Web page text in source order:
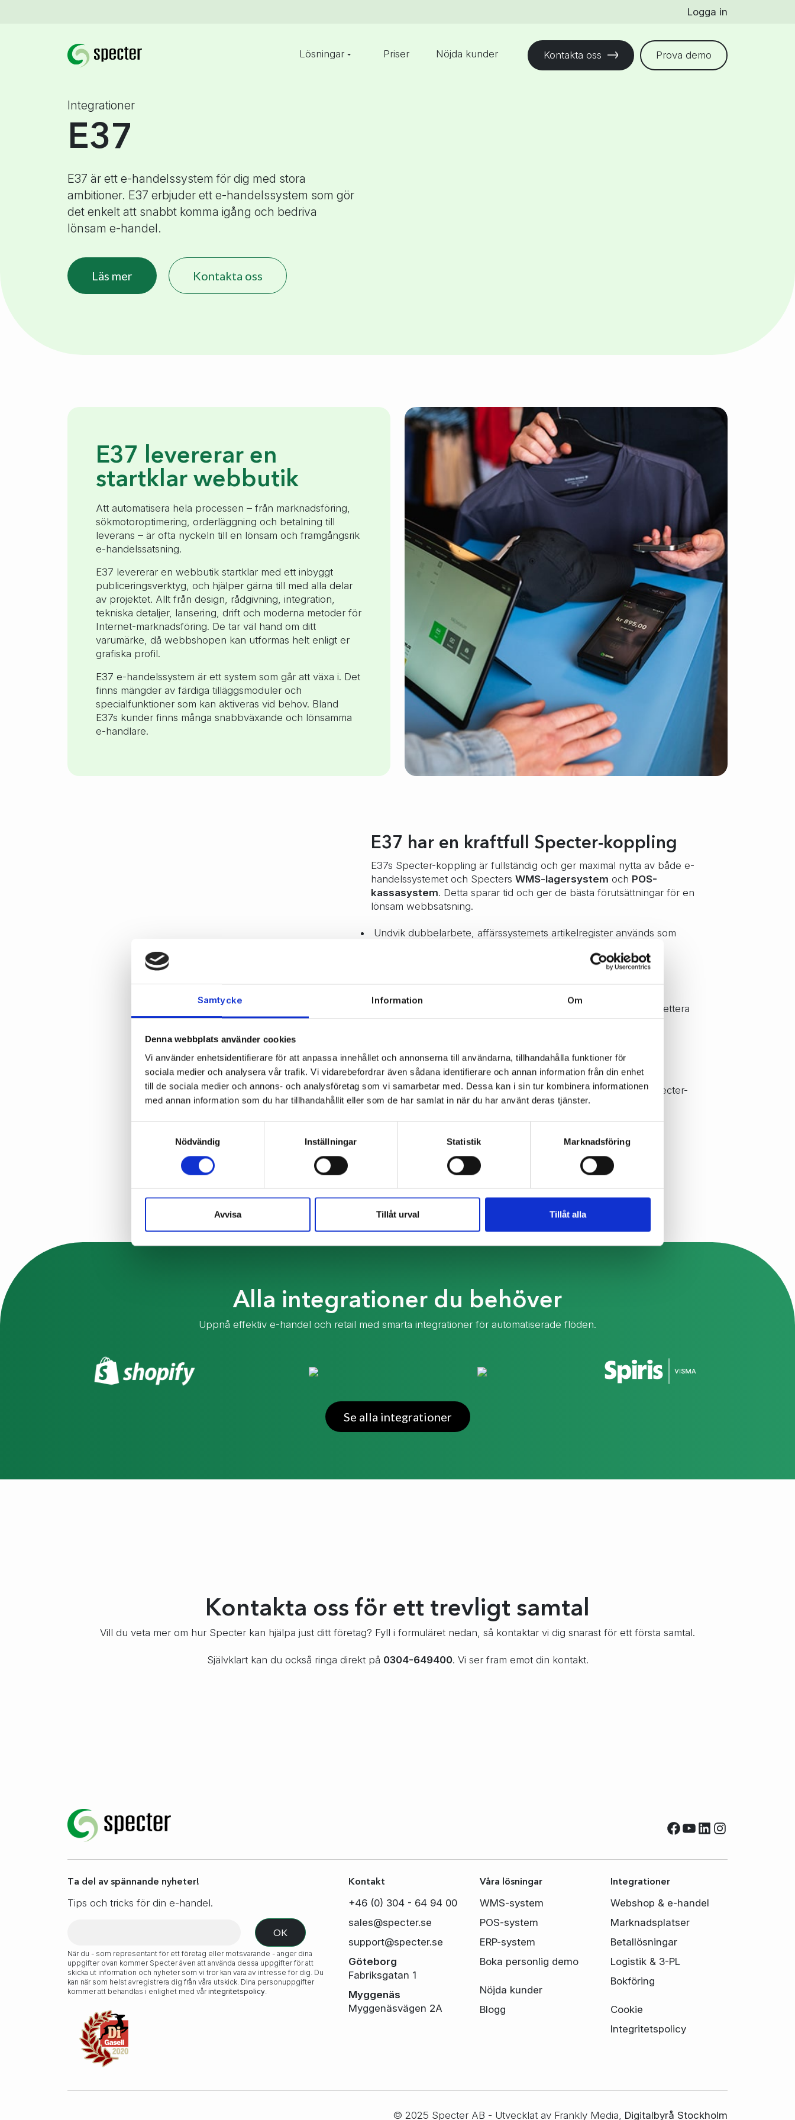
Samtycke Information Om
Denna webbplats använder cookies
Vi använder enhetsidentifierare för att anpassa innehållet och annonserna till användarna, tillhandahålla funktioner för
sociala medier och analysera vår trafik. Vi vidarebefordrar även sådana identifierare och annan information från din enhet
till de sociala medier och annons- och analysföretag som vi samarbetar med. Dessa kan i sin tur kombinera informationen
med annan information som du har tillhandahållit eller som de har samlat in när du har använt deras tjänster.
Nödvändig
Inställningar Statistik Marknadsföring
Avvisa Tillåt urval Tillåt alla
Logga in
Lösningar Priser Nöjda kunder Kontakta oss Prova demo
Integrationer
E37
E37 är ett e-handelssystem för dig med stora
ambitioner. E37 erbjuder ett e-handelssystem som gör
det enkelt att snabbt komma igång och bedriva
lönsam e-handel.
Läs mer Kontakta oss
E37 levererar en
startklar webbutik
Att automatisera hela processen – från marknadsföring,
sökmotoroptimering, orderläggning och betalning till
leverans – är ofta nyckeln till en lönsam och framgångsrik
e-handelssatsning.
E37 levererar en webbutik startklar med ett inbyggt
publiceringsverktyg, och hjälper gärna till med alla delar
av projektet. Allt från design, rådgivning, integration,
tekniska detaljer, lansering, drift och moderna metoder för
Internet-marknadsföring. De tar väl hand om ditt
varumärke, då webbshopen kan utformas helt enligt er
grafiska profil.
E37 e-handelssystem är ett system som går att växa i. Det
finns mängder av färdiga tilläggsmoduler och
specialfunktioner som kan aktiveras vid behov. Bland
E37s kunder finns många snabbväxande och lönsamma
e-handlare.
E37 har en kraftfull Specter-koppling
E37s Specter-koppling är fullständig och ger maximal nytta av både e-
handelssystemet och Specters WMS-lagersystem och POS-
kassasystem. Detta sparar tid och ger de bästa förutsättningar för en
lönsam webbsatsning.
Undvik dubbelarbete, affärssystemets artikelregister används som
Artikelregister med varianthantering, pris och lager synkas från
Specter till webbshopen.
Fritt att arbeta vidare med artikelregistret i webbshopen (komplettera
Synkroniseringen mellan systemen sker automatiskt.
Stöd för multishop (flera shop-in-shop kopplade till samma Specter-
system).
Alla integrationer du behöver
Uppnå effektiv e-handel och retail med smarta integrationer för automatiserade flöden.
Se alla integrationer
Kontakta oss för ett trevligt samtal
Vill du veta mer om hur Specter kan hjälpa just ditt företag? Fyll i formuläret nedan, så kontaktar vi dig snarast för ett första samtal.
Självklart kan du också ringa direkt på 0304-649400. Vi ser fram emot din kontakt.
Facebook
YouTube
LinkedIn
Instagram
Ta del av spännande nyheter!
Tips och tricks för din e-handel.
När du - som representant för ett företag eller motsvarande - anger dina
uppgifter ovan kommer Specter även att använda dessa uppgifter för att
skicka ut information och nyheter som vi tror kan vara av intresse för dig. Du
kan när som helst avregistrera dig från våra utskick. Dina personuppgifter
kommer att behandlas i enlighet med vår integritetspolicy.
Kontakt
+46 (0) 304 - 64 94 00
sales@specter.se
support@specter.se
Göteborg
Fabriksgatan 1
Myggenäs
Myggenäsvägen 2A
Våra lösningar
WMS-system
POS-system
ERP-system
Boka personlig demo
Nöjda kunder
Blogg
Integrationer
Webshop & e-handel
Marknadsplatser
Betallösningar
Logistik & 3-PL
Bokföring
Cookie
Integritetspolicy
© 2025 Specter AB - Utvecklat av Frankly Media, Digitalbyrå Stockholm